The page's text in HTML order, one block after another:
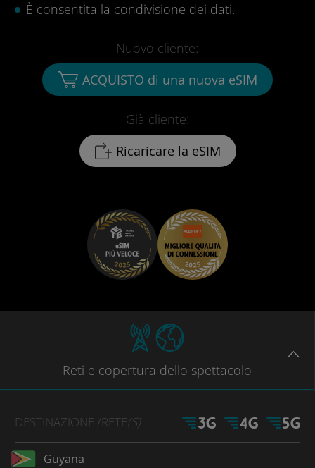
È consentita la condivisione dei dati.
Già cliente:
Ricaricare la eSIM
Nuovo cliente:
ACQUISTO di una nuova eSIM
Reti e copertura dello spettacolo
DESTINAZIONE /RETE(S)
Guyana